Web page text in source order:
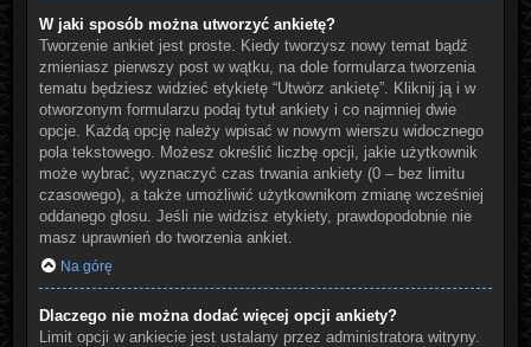
W jaki sposób można utworzyć ankietę?
Tworzenie ankiet jest proste. Kiedy tworzysz nowy temat bądź
zmieniasz pierwszy post w wątku, na dole formularza tworzenia
tematu będziesz widzieć etykietę “Utwórz ankietę”. Kliknij ją i w
otworzonym formularzu podaj tytuł ankiety i co najmniej dwie
opcje. Każdą opcję należy wpisać w nowym wierszu widocznego
pola tekstowego. Możesz określić liczbę opcji, jakie użytkownik
może wybrać, wyznaczyć czas trwania ankiety (0 – bez limitu
czasowego), a także umożliwić użytkownikom zmianę wcześniej
oddanego głosu. Jeśli nie widzisz etykiety, prawdopodobnie nie
masz uprawnień do tworzenia ankiet.
Na górę
Dlaczego nie można dodać więcej opcji ankiety?
Limit opcji w ankiecie jest ustalany przez administratora witryny.